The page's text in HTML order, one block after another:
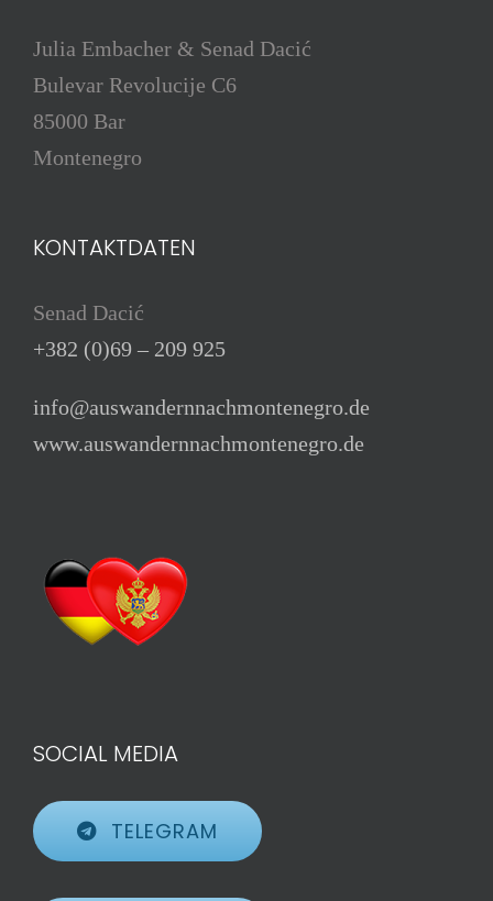
Julia Embacher & Senad Dacić
Bulevar Revolucije C6
85000 Bar
Montenegro
KONTAKTDATEN
Senad Dacić
+382 (0)69 – 209 925
info@auswandernnachmontenegro.de
www.auswandernnachmontenegro.de
SOCIAL MEDIA
TELEGRAM